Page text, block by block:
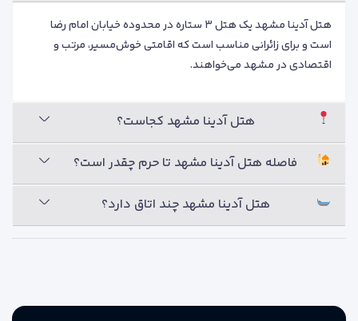
هتل آدینا مشهد یک هتل ۳ ستاره در محدوده خیابان امام رضا
است و برای زائرانی مناسب است که اقامتی خوش‌مسیر، مرتب و
اقتصادی در مشهد می‌خواهند.
هتل آدینا مشهد کجاست؟
فاصله هتل آدینا مشهد تا حرم چقدر است؟
هتل آدینا مشهد چند اتاق دارد؟